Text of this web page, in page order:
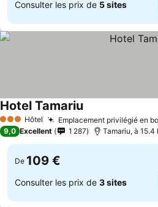
Consulter les prix de 5 sites
3 ÉtoilesHôtel Emplacement privilégié en
Hotel Tamariu
9,0 Excellent 1 287 Tamariu, à
De 109 €
Consulter les prix de 3 sites